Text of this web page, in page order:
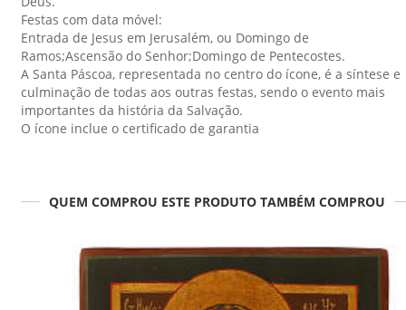
Festas com data móvel:
Entrada de Jesus em Jerusalém, ou Domingo de
Ramos;Ascensão do Senhor;Domingo de Pentecostes.
A Santa Páscoa, representada no centro do ícone, é a síntese e
culminação de todas aos outras festas, sendo o evento mais
importantes da história da Salvação.
O ícone inclue o certificado de garantia
QUEM COMPROU ESTE PRODUTO TAMBÉM COMPROU